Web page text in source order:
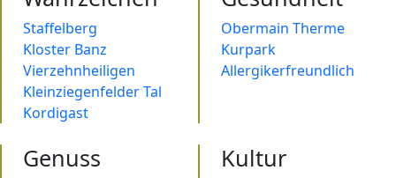
Staffelberg
Kloster Banz
Vierzehnheiligen
Kleinziegenfelder Tal
Kordigast
Obermain Therme
Kurpark
Allergikerfreundlich
Genuss Kultur